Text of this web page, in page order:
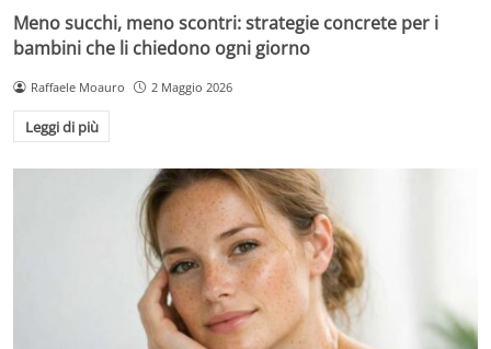
Meno succhi, meno scontri: strategie concrete per i
bambini che li chiedono ogni giorno
Raffaele Moauro 2 Maggio 2026
Leggi di più